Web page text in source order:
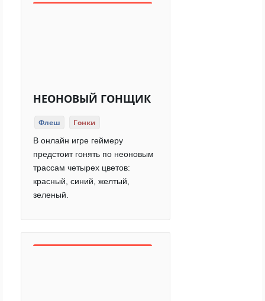
НЕОНОВЫЙ ГОНЩИК
Флеш Гонки
В онлайн игре геймеру
предстоит гонять по неоновым
трассам четырех цветов:
красный, синий, желтый,
зеленый.